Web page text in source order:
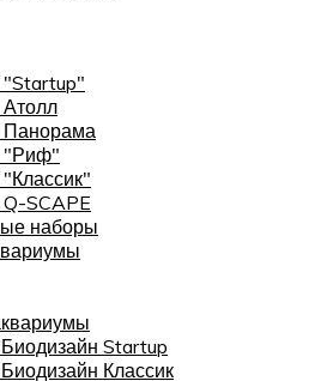
"Startup"
Панорама
"Риф"
SCAPE
наборы
Startup
Классик